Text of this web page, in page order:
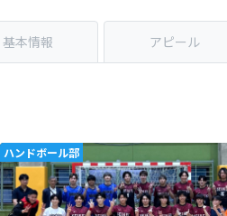
基本情報 アピール
ハンドボール部